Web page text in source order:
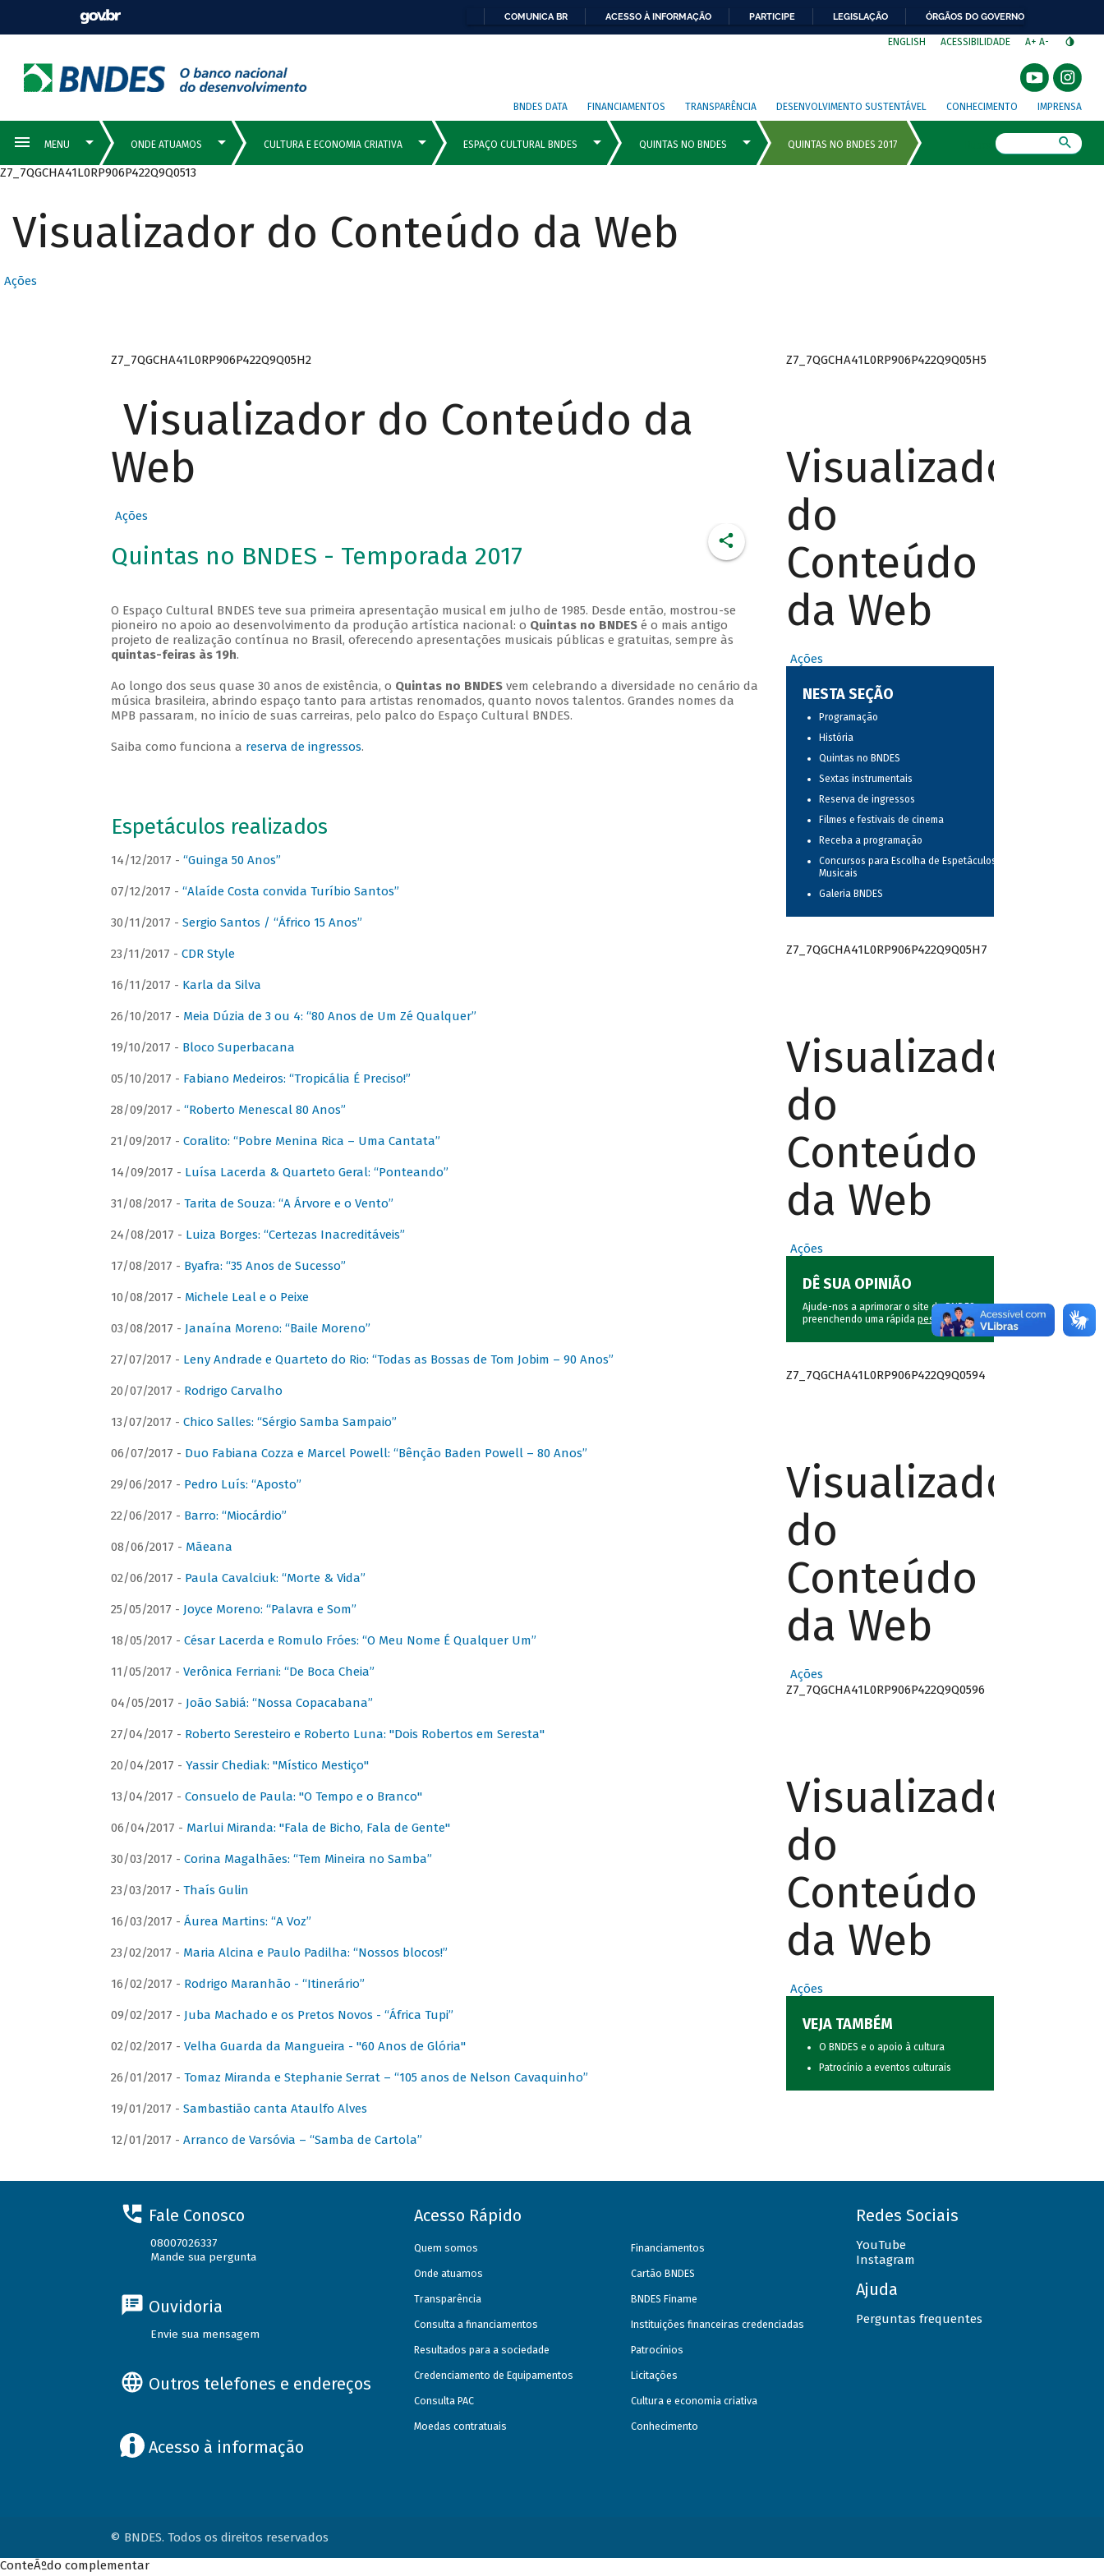
COMUNICA BR ACESSO À INFORMAÇÃO PARTICIPE LEGISLAÇÃO ÓRGÃOS DO GOVERNO
ENGLISH ACESSIBILIDADE A+ A-
BNDES DATA FINANCIAMENTOS TRANSPARÊNCIA DESENVOLVIMENTO SUSTENTÁVEL CONHECIMENTO IMPRENSA
Z7_7QGCHA41L0RP906P422Q9Q0513
Visualizador do Conteúdo da Web
Ações
Z7_7QGCHA41L0RP906P422Q9Q05H2
Visualizador do Conteúdo da
Web
Ações
Quintas no BNDES - Temporada 2017
O Espaço Cultural BNDES teve sua primeira apresentação musical em julho de 1985. Desde então, mostrou-se
pioneiro no apoio ao desenvolvimento da produção artística nacional: o Quintas no BNDESé o mais antigo
projeto de realização contínua no Brasil, oferecendo apresentações musicais públicas e gratuitas, sempre às
quintas-feiras às 19h.
Ao longo dos seus quase 30 anos de existência, o Quintas no BNDESvem celebrando a diversidade no cenário da
música brasileira, abrindo espaço tanto para artistas renomados, quanto novos talentos. Grandes nomes da
MPB passaram, no início de suas carreiras, pelo palco do Espaço Cultural BNDES.
Saiba como funciona a reserva de ingressos.
Espetáculos realizados
14/12/2017 - “Guinga 50 Anos”
07/12/2017 - “Alaíde Costa convida Turíbio Santos”
30/11/2017 - Sergio Santos / “Áfrico 15 Anos”
23/11/2017 - CDR Style
16/11/2017 - Karla da Silva
26/10/2017 - Meia Dúzia de 3 ou 4: “80 Anos de Um Zé Qualquer”
19/10/2017 - Bloco Superbacana
05/10/2017 - Fabiano Medeiros: “Tropicália É Preciso!”
28/09/2017 - “Roberto Menescal 80 Anos”
21/09/2017 - Coralito: “Pobre Menina Rica – Uma Cantata”
14/09/2017 - Luísa Lacerda & Quarteto Geral: “Ponteando”
31/08/2017 - Tarita de Souza: “A Árvore e o Vento”
24/08/2017 - Luiza Borges: “Certezas Inacreditáveis”
17/08/2017 - Byafra: “35 Anos de Sucesso”
10/08/2017 - Michele Leal e o Peixe
03/08/2017 - Janaína Moreno: “Baile Moreno”
27/07/2017 - Leny Andrade e Quarteto do Rio: “Todas as Bossas de Tom Jobim – 90 Anos”
20/07/2017 - Rodrigo Carvalho
13/07/2017 - Chico Salles: “Sérgio Samba Sampaio”
06/07/2017 - Duo Fabiana Cozza e Marcel Powell: “Bênção Baden Powell – 80 Anos”
29/06/2017 - Pedro Luís: “Aposto”
22/06/2017 - Barro: “Miocárdio”
08/06/2017 - Mãeana
02/06/2017 - Paula Cavalciuk: “Morte & Vida”
25/05/2017 - Joyce Moreno: “Palavra e Som”
18/05/2017 - César Lacerda e Romulo Fróes: “O Meu Nome É Qualquer Um”
11/05/2017 - Verônica Ferriani: “De Boca Cheia”
04/05/2017 - João Sabiá: “Nossa Copacabana”
27/04/2017 - Roberto Seresteiro e Roberto Luna: "Dois Robertos em Seresta"
20/04/2017 - Yassir Chediak: "Místico Mestiço"
13/04/2017 - Consuelo de Paula: "O Tempo e o Branco"
06/04/2017 - Marlui Miranda: "Fala de Bicho, Fala de Gente"
30/03/2017 - Corina Magalhães: “Tem Mineira no Samba”
23/03/2017 - Thaís Gulin
16/03/2017 - Áurea Martins: “A Voz”
23/02/2017 - Maria Alcina e Paulo Padilha: “Nossos blocos!”
16/02/2017 - Rodrigo Maranhão - “Itinerário”
09/02/2017 - Juba Machado e os Pretos Novos - “África Tupi”
02/02/2017 - Velha Guarda da Mangueira - "60 Anos de Glória"
26/01/2017 - Tomaz Miranda e Stephanie Serrat – “105 anos de Nelson Cavaquinho”
19/01/2017 - Sambastião canta Ataulfo Alves
12/01/2017 - Arranco de Varsóvia – “Samba de Cartola”
Z7_7QGCHA41L0RP906P422Q9Q05H5
Visualizador
do
Conteúdo
da Web
Ações
NESTA SEÇÃO
Programação
História
Quintas no BNDES
Sextas instrumentais
Reserva de ingressos
Filmes e festivais de cinema
Receba a programação
Concursos para Escolha de Espetáculos
Musicais
Galeria BNDES
Z7_7QGCHA41L0RP906P422Q9Q05H7
Visualizador
do
Conteúdo
da Web
Ações
DÊ SUA OPINIÃO
Ajude-nos a aprimorar o site do BNDES
preenchendo uma rápida pesquisa.
Z7_7QGCHA41L0RP906P422Q9Q0594
Visualizador
do
Conteúdo
da Web
Ações
Z7_7QGCHA41L0RP906P422Q9Q0596
Visualizador
do
Conteúdo
da Web
Ações
VEJA TAMBÉM
O BNDES e o apoio à cultura
Patrocínio a eventos culturais
Fale Conosco
08007026337
Mande sua pergunta
Ouvidoria
Envie sua mensagem
Outros telefones e endereços
Acesso à informação
Acesso Rápido
Quem somos
Onde atuamos
Transparência
Consulta a financiamentos
Resultados para a sociedade
Credenciamento de Equipamentos
Consulta PAC
Moedas contratuais
Financiamentos
Cartão BNDES
BNDES Finame
Instituições financeiras credenciadas
Patrocínios
Licitações
Cultura e economia criativa
Conhecimento
Redes Sociais
YouTube
Instagram
Ajuda
Perguntas frequentes
© BNDES. Todos os direitos reservados
ConteÃºdo complementar